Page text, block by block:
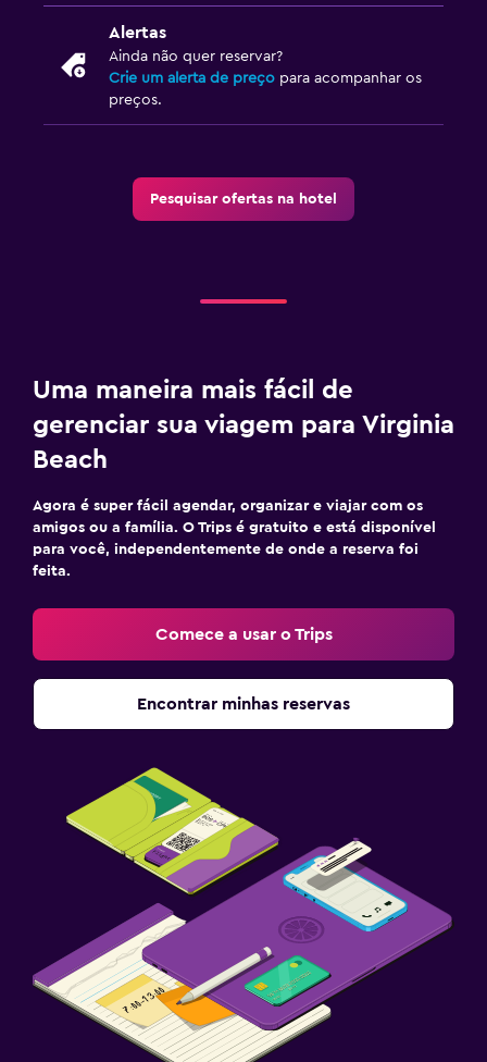
Alertas
Ainda não quer reservar?
Crie um alerta de preço para acompanhar os
preços.
Pesquisar ofertas na hotel
Uma maneira mais fácil de
gerenciar sua viagem para Virginia
Beach
Agora é super fácil agendar, organizar e viajar com os
amigos ou a família. O Trips é gratuito e está disponível
para você, independentemente de onde a reserva foi
feita.
Comece a usar o Trips
Encontrar minhas reservas